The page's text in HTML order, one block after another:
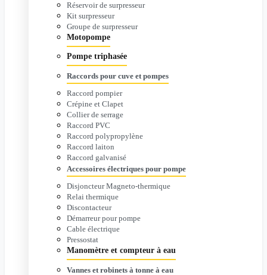
Réservoir de surpresseur
Kit surpresseur
Groupe de surpresseur
Motopompe
Pompe triphasée
Raccords pour cuve et pompes
Raccord pompier
Crépine et Clapet
Collier de serrage
Raccord PVC
Raccord polypropylène
Raccord laiton
Raccord galvanisé
Accessoires électriques pour pompe
Disjoncteur Magneto-thermique
Relai thermique
Discontacteur
Démarreur pour pompe
Cable électrique
Pressostat
Manomètre et compteur à eau
Vannes et robinets à tonne à eau